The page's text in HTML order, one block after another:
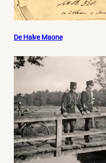
De Halve Maone